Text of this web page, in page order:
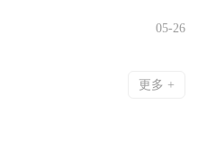
05-26
更多 +